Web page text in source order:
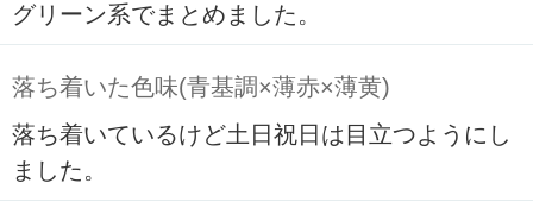
グリーン系でまとめました。
落ち着いた色味(青基調×薄赤×薄黄)
落ち着いているけど土日祝日は目立つようにし
ました。